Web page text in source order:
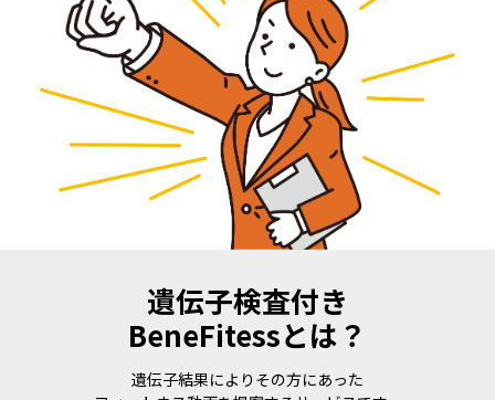
遺伝子検査付き
BeneFitessとは？
遺伝子結果によりその方にあった